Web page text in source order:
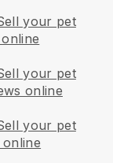
your pet
your pet
online
your pet